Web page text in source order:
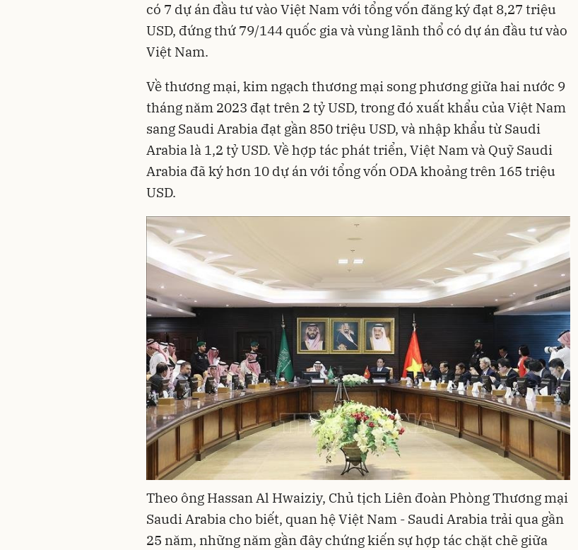
có 7 dự án đầu tư vào Việt Nam với tổng vốn đăng ký đạt 8,27 triệu
USD, đứng thứ 79/144 quốc gia và vùng lãnh thổ có dự án đầu tư vào
Việt Nam.
Về thương mại, kim ngạch thương mại song phương giữa hai nước 9
tháng năm 2023 đạt trên 2 tỷ USD, trong đó xuất khẩu của Việt Nam
sang Saudi Arabia đạt gần 850 triệu USD, và nhập khẩu từ Saudi
Arabia là 1,2 tỷ USD. Về hợp tác phát triển, Việt Nam và Quỹ Saudi
Arabia đã ký hơn 10 dự án với tổng vốn ODA khoảng trên 165 triệu
USD.
Theo ông Hassan Al Hwaiziy, Chủ tịch Liên đoàn Phòng Thương mại
Saudi Arabia cho biết, quan hệ Việt Nam - Saudi Arabia trải qua gần
25 năm, những năm gần đây chứng kiến sự hợp tác chặt chẽ giữa